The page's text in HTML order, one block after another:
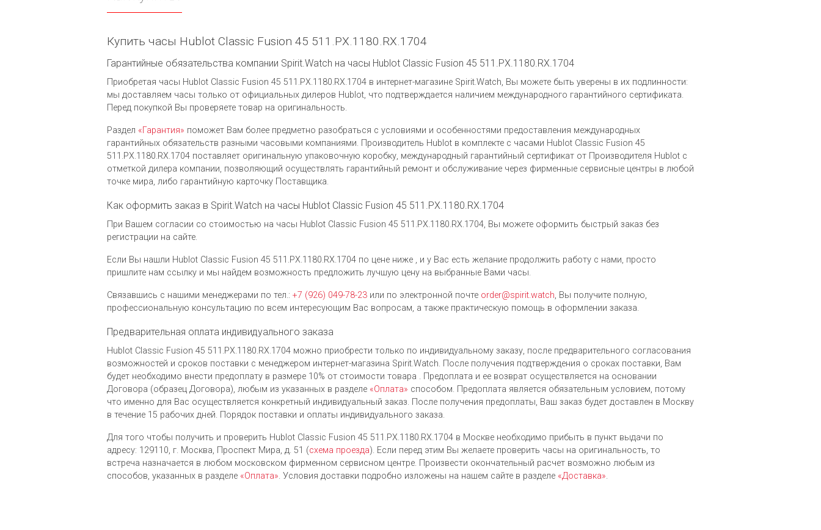
Купить часы Hublot Classic Fusion 45 511.PX.1180.RX.1704
Гарантийные обязательства компании Spirit.Watch на часы Hublot Classic Fusion 45 511.PX.1180.RX.1704
Приобретая часы Hublot Classic Fusion 45 511.PX.1180.RX.1704 в интернет-магазине Spirit.Watch, Вы можете быть уверены в их подлинности:
мы доставляем часы только от официальных дилеров Hublot, что подтверждается наличием международного гарантийного сертификата.
Перед покупкой Вы проверяете товар на оригинальность.
Раздел «Гарантия» поможет Вам более предметно разобраться с условиями и особенностями предоставления международных
гарантийных обязательств разными часовыми компаниями. Производитель Hublot в комплекте с часами Hublot Classic Fusion 45
511.PX.1180.RX.1704 поставляет оригинальную упаковочную коробку, международный гарантийный сертификат от Производителя Hublot c
отметкой дилера компании, позволяющий осуществлять гарантийный ремонт и обслуживание через фирменные сервисные центры в любой
точке мира, либо гарантийную карточку Поставщика.
Как оформить заказ в Spirit.Watch на часы Hublot Classic Fusion 45 511.PX.1180.RX.1704
При Вашем согласии со стоимостью на часы Hublot Classic Fusion 45 511.PX.1180.RX.1704, Вы можете оформить быстрый заказ без
регистрации на сайте.
Если Вы нашли Hublot Classic Fusion 45 511.PX.1180.RX.1704 по цене ниже , и у Вас есть желание продолжить работу с нами, просто
пришлите нам ссылку и мы найдем возможность предложить лучшую цену на выбранные Вами часы.
Связавшись с нашими менеджерами по тел.: +7 (926) 049-78-23 или по электронной почте order@spirit.watch, Вы получите полную,
профессиональную консультацию по всем интересующим Вас вопросам, а также практическую помощь в оформлении заказа.
Предварительная оплата индивидуального заказа
Hublot Classic Fusion 45 511.PX.1180.RX.1704 можно приобрести только по индивидуальному заказу, после предварительного согласования
возможностей и сроков поставки с менеджером интернет-магазина Spirit.Watch. После получения подтверждения о сроках поставки, Вам
будет необходимо внести предоплату в размере 10% от стоимости товара . Предоплата и ее возврат осуществляется на основании
Договора (образец Договора), любым из указанных в разделе «Оплата» способом. Предоплата является обязательным условием, потому
что именно для Вас осуществляется конкретный индивидуальный заказ. После получения предоплаты, Ваш заказ будет доставлен в Москву
в течение 15 рабочих дней. Порядок поставки и оплаты индивидуального заказа.
Для того чтобы получить и проверить Hublot Classic Fusion 45 511.PX.1180.RX.1704 в Москве необходимо прибыть в пункт выдачи по
адресу: 129110, г. Москва, Проспект Мира, д. 51 (схема проезда). Если перед этим Вы желаете проверить часы на оригинальность, то
встреча назначается в любом московском фирменном сервисном центре. Произвести окончательный расчет возможно любым из
cпособов, указанных в разделе «Оплата». Условия доставки подробно изложены на нашем сайте в разделе «Доставка».